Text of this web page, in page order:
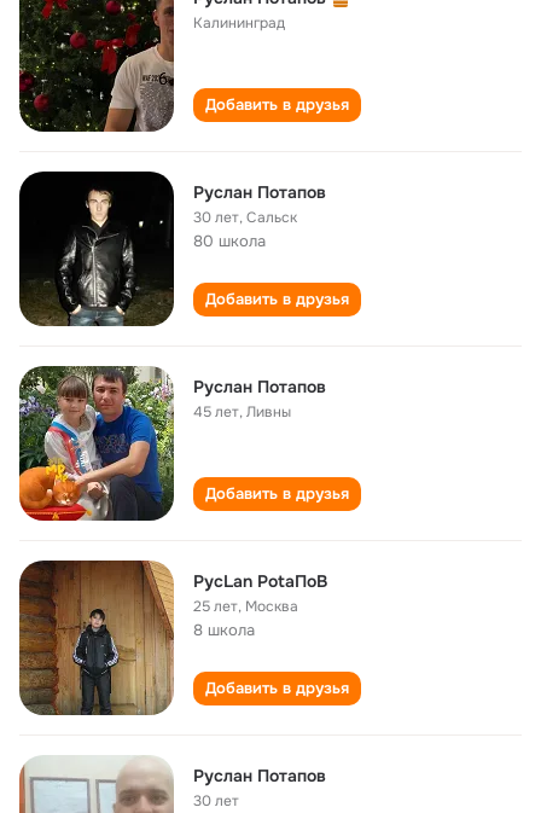
Калининград
Добавить в друзья
Руслан Потапов
30 лет,Сальск
80 школа
Добавить в друзья
Руслан Потапов
45 лет,Ливны
Добавить в друзья
РусLan PotaПоВ
25 лет, Москва
8 школа
Добавить в друзья
Руслан Потапов
30 лет